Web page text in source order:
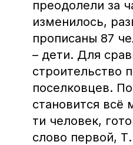
преодолели за
изменилось,
прописаны 87
– дети. Для
строительство
поселковцев.
становится всё
ти человек,
слово первой,